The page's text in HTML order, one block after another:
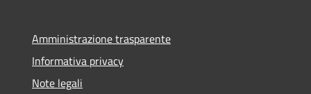
Amministrazione trasparente
Informativa privacy
Note legali